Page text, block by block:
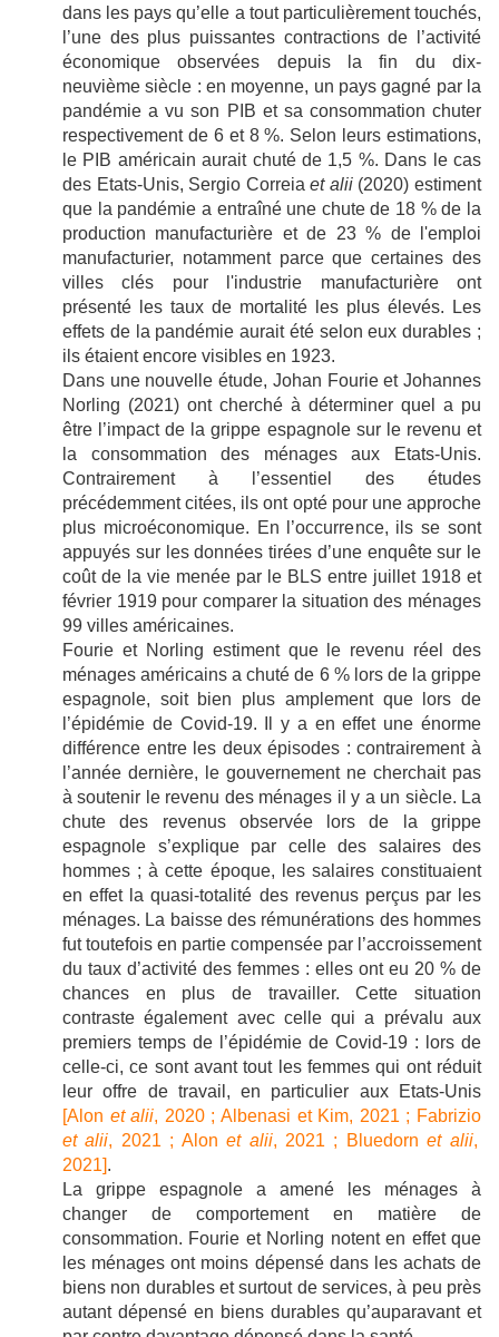
dans les pays qu’elle a tout particulièrement touchés,
l’une des plus puissantes contractions de l’activité
économique observées depuis la fin du dix-
neuvième siècle : en moyenne, un pays gagné par la
pandémie a vu son PIB et sa consommation chuter
respectivement de 6 et 8 %. Selon leurs estimations,
le PIB américain aurait chuté de 1,5 %. Dans le cas
des Etats-Unis, Sergio Correiaet alii (2020) estiment
que la pandémie a entraîné une chute de 18 % de la
production manufacturière et de 23 % de l'emploi
manufacturier, notamment parce que certaines des
villes clés pour l'industrie manufacturière ont
présenté les taux de mortalité les plus élevés. Les
effets de la pandémie aurait été selon eux durables ;
ils étaient encore visibles en 1923.
Dans une nouvelle étude, Johan Fourie et Johannes
Norling (2021) ont cherché à déterminer quel a pu
être l’impact de la grippe espagnole sur le revenu et
la consommation des ménages aux Etats-Unis.
Contrairement à l’essentiel des études
précédemment citées, ils ont opté pour une approche
plus microéconomique. En l’occurrence, ils se sont
appuyés sur les données tirées d’une enquête sur le
coût de la vie menée par le BLS entre juillet 1918 et
février 1919 pour comparer la situation des ménages
99 villes américaines.
Fourie et Norling estiment que le revenu réel des
ménages américains a chuté de 6 % lors de la grippe
espagnole, soit bien plus amplement que lors de
l’épidémie de Covid-19. Il y a en effet une énorme
différence entre les deux épisodes : contrairement à
l’année dernière, le gouvernement ne cherchait pas
à soutenir le revenu des ménages il y a un siècle. La
chute des revenus observée lors de la grippe
espagnole s’explique par celle des salaires des
hommes ; à cette époque, les salaires constituaient
en effet la quasi-totalité des revenus perçus par les
ménages. La baisse des rémunérations des hommes
fut toutefois en partie compensée par l’accroissement
du taux d’activité des femmes : elles ont eu 20 % de
chances en plus de travailler. Cette situation
contraste également avec celle qui a prévalu aux
premiers temps de l’épidémie de Covid-19 : lors de
celle-ci, ce sont avant tout les femmes qui ont réduit
leur offre de travail, en particulier aux Etats-Unis
[Alon et alii, 2020 ; Albenasi et Kim, 2021 ; Fabrizio
et alii, 2021 ; Alonet alii, 2021 ; Bluedornet alii,
2021].
La grippe espagnole a amené les ménages à
changer de comportement en matière de
consommation. Fourie et Norling notent en effet que
les ménages ont moins dépensé dans les achats de
biens non durables et surtout de services, à peu près
autant dépensé en biens durables qu’auparavant et